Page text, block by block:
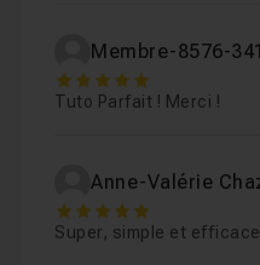
Membre-8576-
5
Tuto Parfait ! Merci !
Anne-Valérie
5
Super, simple et